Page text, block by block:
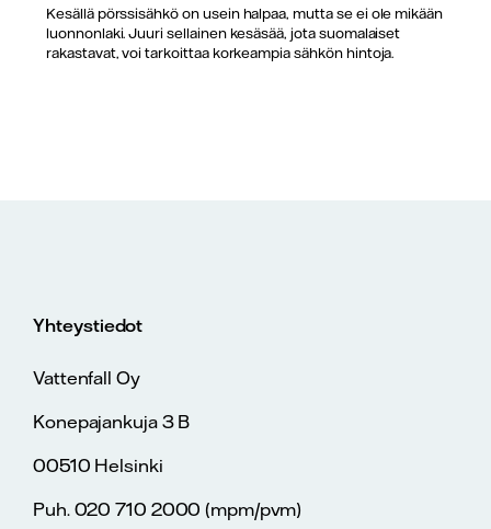
Kesällä pörssisähkö on usein halpaa, mutta se ei ole mikään
luonnonlaki. Juuri sellainen kesäsää, jota suomalaiset
rakastavat, voi tarkoittaa korkeampia sähkön hintoja.
Yhteystiedot
Vattenfall Oy
Konepajankuja 3 B
00510 Helsinki
Puh. 020 710 2000 (mpm/pvm)